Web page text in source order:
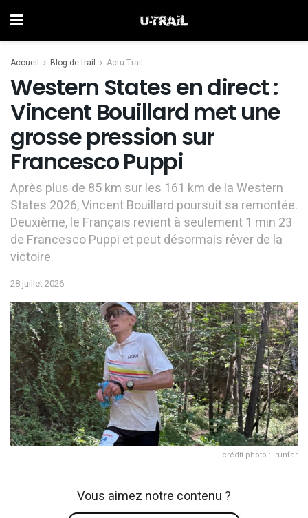
Accueil Blog de trail Actu Trail
Western States en direct :
Vincent Bouillard met une
grosse pression sur
Francesco Puppi
Après plus de 85 km sur les 161 km de la Western
States 2026, Vincent Bouillard poursuit sa remontée.
Deuxième, le Français revient à seulement 1 min 23
de Francesco Puppi et peut désormais rêver de la
victoire.
28 juillet 2026
crédit photo : irunfar
Vous aimez notre contenu ?